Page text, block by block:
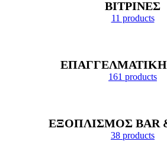
ΒΙΤΡΙΝΕΣ
11 products
161 products
ΕΞΟΠΛΙΣΜΟΣ BAR
38 products